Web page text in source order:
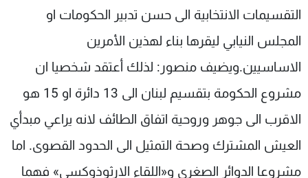
التقسيمات الانتخابية الى حسن تدبير الحكومات او
المجلس النيابي ليقرها بناء لهذين الأمرين
الاساسيين.ويضيف منصور: لذلك أعتقد شخصيا ان
مشروع الحكومة بتقسيم لبنان الى 13 دائرة او 15 هو
الاقرب الى جوهر وروحية اتفاق الطائف لانه يراعي مبدأي
العيش المشترك وصحة التمثيل الى الحدود القصوى. اما
مشروعا الدوائر الصغرى و«اللقاء الارثوذوكسي» فهما